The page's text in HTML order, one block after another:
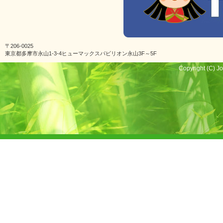
〒206-0025
東京都多摩市永山1-3-4ヒューマックスパビリオン永山3F～5F
Copyright (C)